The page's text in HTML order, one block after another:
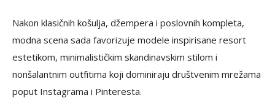
Nakon klasičnih košulja, džempera i poslovnih kompleta,
modna scena sada favorizuje modele inspirisane resort
estetikom, minimalističkim skandinavskim stilom i
nonšalantnim outfitima koji dominiraju društvenim mrežama
poput Instagrama i Pinteresta.